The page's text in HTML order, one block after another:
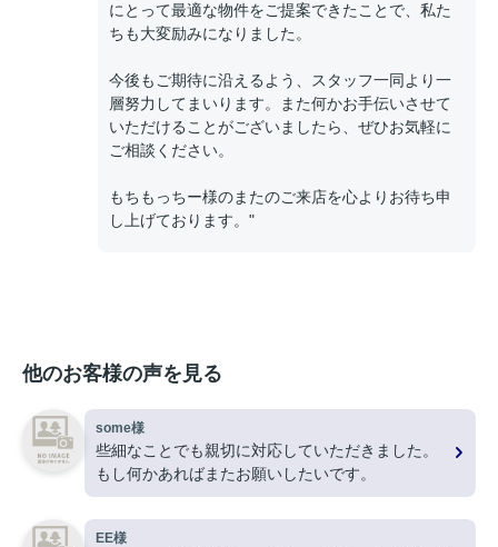
にとって最適な物件をご提案できたことで、私た
ちも大変励みになりました。
今後もご期待に沿えるよう、スタッフ一同より一
層努力してまいります。また何かお手伝いさせて
いただけることがございましたら、ぜひお気軽に
ご相談ください。
もちもっちー様のまたのご来店を心よりお待ち申
し上げております。"
他のお客様の声を見る
some様
些細なことでも親切に対応していただきました。
もし何かあればまたお願いしたいです。
EE様